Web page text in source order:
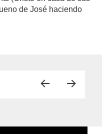
de José haciendo
author/info1/
ERIO NA